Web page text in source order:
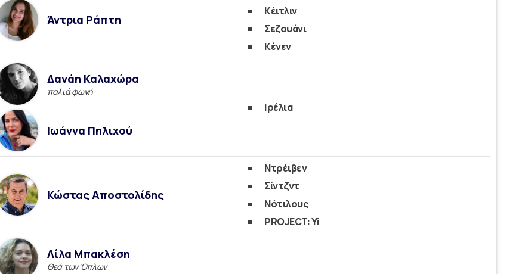
Άντρια Ράπτη
Κέιτλιν
Σεζουάνι
Κένεν
Δανάη Καλαχώρα
παλιά φωνή
Ιωάννα Πηλιχού
Ιρέλια
Κώστας Αποστολίδης
Ντρέιβεν
Σίντζντ
Νότιλους
PROJECT: Yi
Λίλα Μπακλέση
Θεά των Όπλων